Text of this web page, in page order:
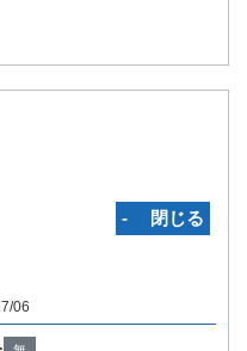
‐ 閉じる
06